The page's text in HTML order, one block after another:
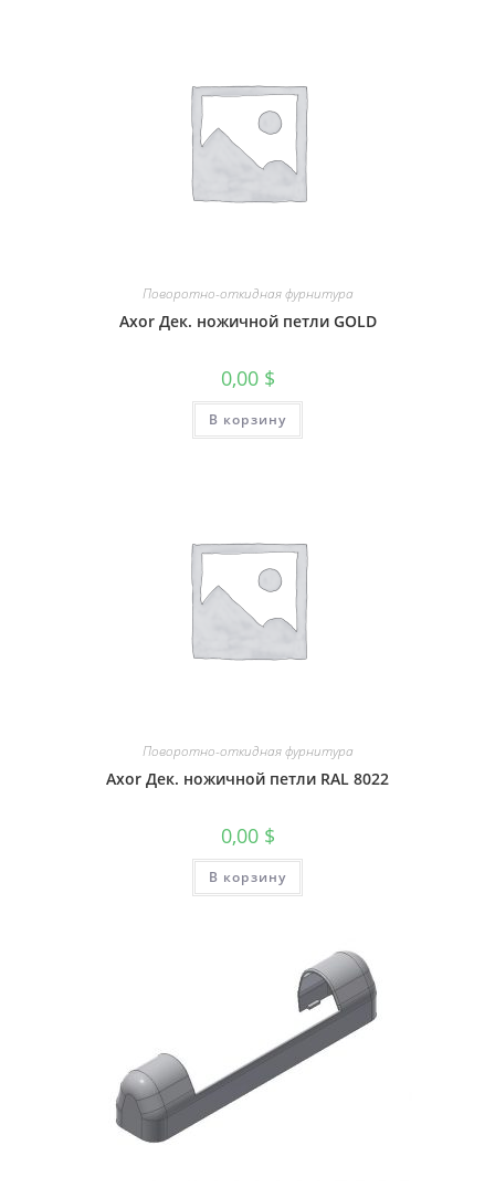
Поворотно-откидная фурнитура
Axor Дек. ножичной петли GOLD
0,00 $
В корзину
Поворотно-откидная фурнитура
Axor Дек. ножичной петли RAL 8022
0,00 $
В корзину